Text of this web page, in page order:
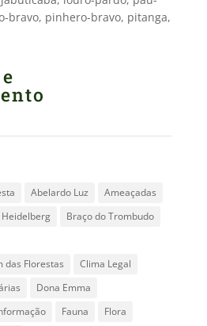
bravo, pinhero-bravo, pitanga,
Abelardo Luz
Ameaçadas
Braço do Trombudo
das Florestas
Clima Legal
Dona Emma
Fauna
Flora